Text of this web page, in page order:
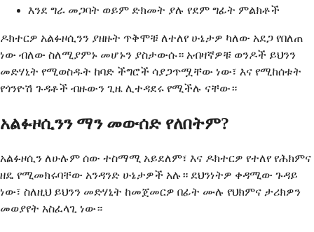
እንደ ግራ መጋባት ወይም ድክመት ያሉ የደም ግፊት ምልክቶች
ዶክተርዎ አልፉዞሲንን ያዘዙት ጥቅሞቹ ለተለየ ሁኔታዎ ካለው አደጋ የበለጠ
ነው ብለው ስለሚያምኑ መሆኑን ያስታውሱ። አብዛኛዎቹ ወንዶች ይህንን
መድሃኒት የሚወስዱት ከባድ ችግሮች ሳያጋጥሟቸው ነው፣ እና የሚከሰቱት
የጎንዮሽ ጉዳቶች ብዙውን ጊዜ ሊተዳደሩ የሚችሉ ናቸው።
አልፉዞሲንን ማን መውሰድ የለበትም?
አልፉዞሲን ለሁሉም ሰው ተስማሚ አይደለም፣ እና ዶክተርዎ የተለየ የሕክምና
ዘዴ የሚመክሩባቸው አንዳንድ ሁኔታዎች አሉ። ደህንነትዎ ቀዳሚው ጉዳይ
ነው፣ ስለዚህ ይህንን መድሃኒት ከመጀመርዎ በፊት ሙሉ የህክምና ታሪክዎን
መወያየት አስፈላጊ ነው።